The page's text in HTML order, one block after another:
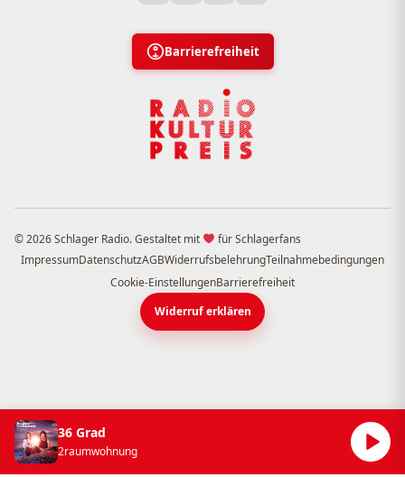
Barrierefreiheit
© 2026 Schlager Radio. Gestaltet mit
für Schlagerfans
ImpressumDatenschutzAGBWiderrufsbelehrungTeilnahmebedingungen
Cookie-EinstellungenBarrierefreiheit
Widerruf erklären
36 Grad
2raumwohnung